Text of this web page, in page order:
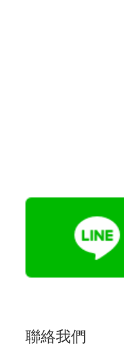
聯絡我們